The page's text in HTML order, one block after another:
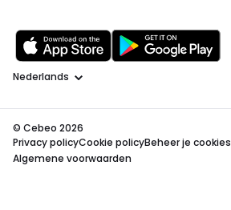
Taal
© Cebeo 2026
Privacy policyCookie policyBeheer je cookies
Algemene voorwaarden